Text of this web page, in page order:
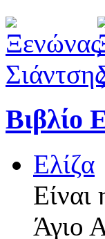
Βιβλίο
Ελίζα
Είναι
Άγιο